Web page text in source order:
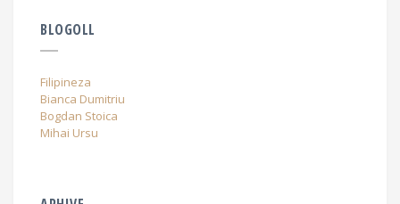
BLOGOLL
Filipineza
Bianca Dumitriu
Bogdan Stoica
Mihai Ursu